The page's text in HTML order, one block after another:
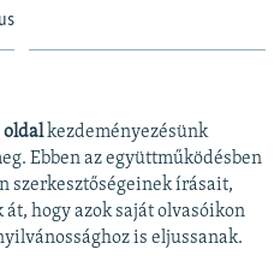
oldalkezdeményezésünk
Ebben az együttműködésben
szerkesztőségeinek írásait,
hogy azok saját olvasóikon
is eljussanak.